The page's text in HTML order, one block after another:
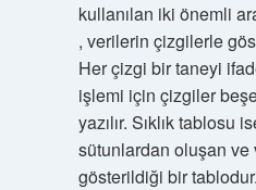
kullanılan iki önemli
, verilerin çizgilerle
Her çizgi bir taneyi
işlemi için çizgiler
yazılır. Sıklık tablosu
sütunlardan oluşan ve
gösterildiği bir